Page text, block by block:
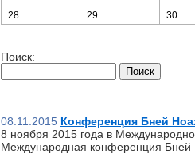
28
29 30
Поиск:
08.11.2015 Конференция Бней
8 ноября 2015 года в
Международная конференция Бней